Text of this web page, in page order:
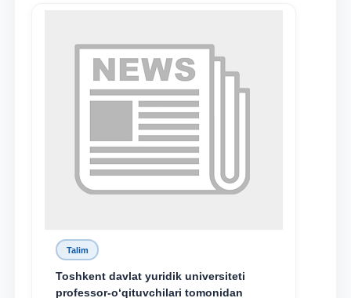
Talim
Toshkent davlat yuridik universiteti
professor-o‘qituvchilari tomonidan